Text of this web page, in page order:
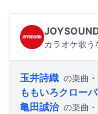
カラオケ歌
玉井詩織 の楽曲
ももいろクロー
亀田誠治 の楽曲